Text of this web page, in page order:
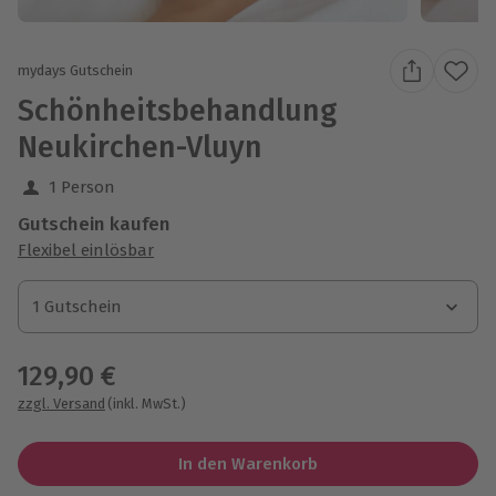
mydays Gutschein
Schönheitsbehandlung
Neukirchen-Vluyn
1 Person
Gutschein kaufen
Flexibel einlösbar
1 Gutschein
1 Gutschein
1 Gutschein
129,90 €
zzgl. Versand (inkl. MwSt.)
In den Warenkorb